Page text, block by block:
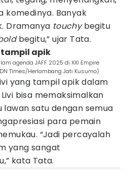
komedinya. Banyak
Dramanya touchybegitu
begitu,” ujar Tata.
tampil apik
agenda JAFF 2025 di XXI Empire
Times/Herlambang Jati Kusumo)
yang tampil apik dalam
bisa memaksimalkan
satu dengan semua
para pemain
“Jadi percayalah
yang sangat
kata Tata.